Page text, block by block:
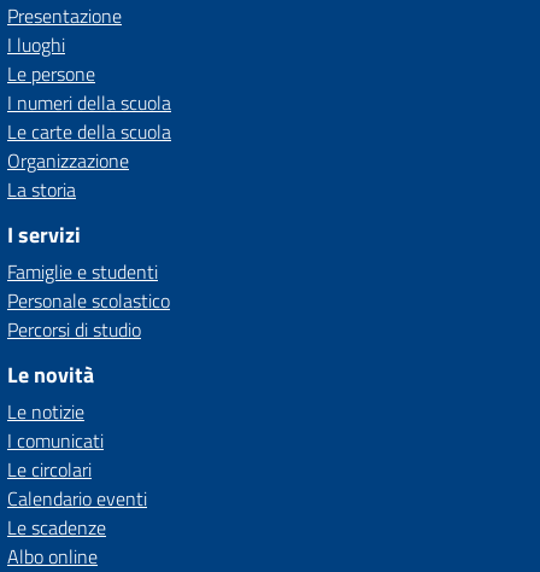
Presentazione
I luoghi
Le persone
I numeri della scuola
Le carte della scuola
Organizzazione
La storia
I servizi
Famiglie e studenti
Personale scolastico
Percorsi di studio
Le novità
Le notizie
I comunicati
Le circolari
Calendario eventi
Le scadenze
Albo online